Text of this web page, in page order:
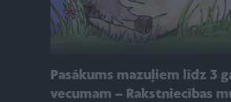
Pasākums mazuļiem līdz 3
vecumam – Rakstniecības